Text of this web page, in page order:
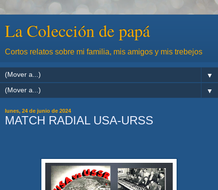
La Colección de papá
Cortos relatos sobre mi familia, mis amigos y mis trebejos
▼
▼
lunes, 24 de junio de 2024
MATCH RADIAL USA-URSS